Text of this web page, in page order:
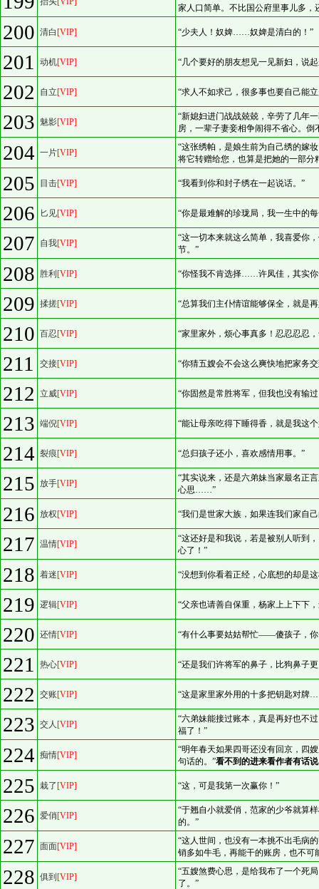
家人口简单。不比国公府里事儿多，
200 清白 [VIP] “少夫人！奴婢……奴婢是清白的！”
201 动机[VIP] “几个要好的朋友想见一见新妇，说
202 自立[VIP] “求人不如求己，很多事也要自己能
203 魅影[VIP]
“新媳妇进门战战兢兢，辛劳了几年
房，一辈子妻妾相争闹得不省心。
204 一片[VIP]
“这张绣帕，是娘生前为自己绣的嫁
将它转赠给您，也算是把她的一部分
205 目击[VIP] “我看到你和封子绣在一起说话。”
206 匕见[VIP] “你是最难解的珍珑局，我一生中的
207 自我[VIP]
“这一切本来就这么简单，我喜爱你
节。”
208 胜利 [VIP] “你怪我不肯选择……许凤佳，其实你
209 揉搓[VIP] “总算我们主仆情谊能够保全，就是
210 百忍[VIP] “家里家外，烦心事真多！忍忍忍忍
211 交接[VIP] “你猜五嫂会不会这么爽快地把家务
212 立威[VIP] “你固然是常胜将军，但我也没有输过
213 端倪[VIP] “能让母亲吃得下睡得香，就是我这
214 裂痕[VIP] “总归孩子还小，喜欢感情用事。”
215 放手[VIP]
“其实说来，还是六弟妹当家最名正
心思……”
216 放权[VIP] “我们是世家大族，如果连我们家自
217 温情[VIP]
“这还好是和我说，若是被别人听到
心了！”
218 着迷[VIP] “没想到你看着正经，心底想的却是
219 逻辑[VIP] “父亲也请善自保重，杨家上上下下
220 还情[VIP] “有什么事要姑姑帮忙——傻孩子，你
221 热心[VIP] “还是我们许将军的鼻子，比狗鼻子
222 交账[VIP] “这是家里家外用的十多把钥匙对牌
223 交人 [VIP]
“六弟妹能接过账本，真是再好也不
福了！”
224 痴情[VIP]
“明年春天如果四哥还没有回京，四
句话的。”看不到的进来看作者有话说
225 栽了 [VIP] “这，可是我第一次赢你！”
226 爱俏[VIP]
“于翘自小就爱俏，范家的少爷就算
的。”
227 面面[VIP]
“这人世间，也没有一本挑不出毛病
销多如牛毛，再能干的账房，也不
228 俱到 [VIP]
“五嫂煞费心思，是给我布了一个死
了。”